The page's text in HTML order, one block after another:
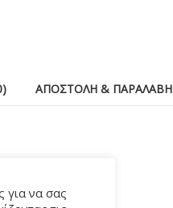
ΑΠΟΣΤΟΛΉ & ΠΑΡΑΛΑΒΉ
για να σας